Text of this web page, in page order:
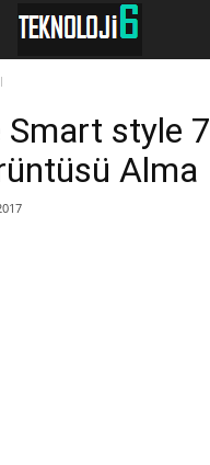
Smart style 7
Alma